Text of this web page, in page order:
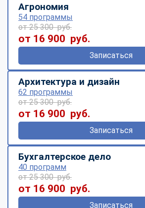
Агрономия
54 программы
от 25 300 руб.
от 16 900 руб.
Записаться
Архитектура и дизайн
62 программы
от 25 300 руб.
от 16 900 руб.
Записаться
Бухгалтерское дело
40 программ
от 25 300 руб.
от 16 900 руб.
Записаться